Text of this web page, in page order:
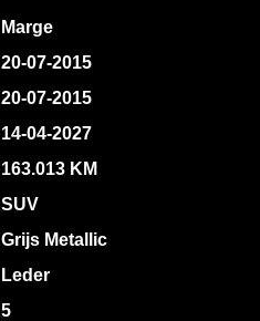
Marge
20-07-2015
20-07-2015
14-04-2027
163.013 KM
SUV
Grijs Metallic
Leder
5